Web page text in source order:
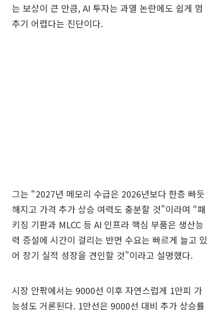
는 보상이 큰 만큼, AI 투자는 과열 논란에도 쉽게 멈
추기 어렵다는 진단이다.
그는 “2027년 메모리 수급은 2026년보다 한층 빠듯
해지고 가격 추가 상승 여력도 충분할 것”이라며 “패
키징 기판과 MLCC 등 AI 인프라 핵심 부품은 생산능
력 증설에 시간이 걸리는 반면 수요는 빠르게 늘고 있
어 장기 실적 성장을 견인할 것”이라고 설명했다.
시장 안팎에서는 9000선 이후 자연스럽게 1만피 가
능성도 거론된다. 1만선은 9000선 대비 추가 상승률